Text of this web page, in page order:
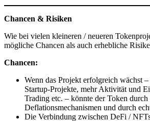
Chancen & Risiken
Wie bei vielen kleineren / neueren
mögliche Chancen als auch erhebliche
Chancen:
Wenn das Projekt erfolgreich wächst
Startup-Projekte, mehr Aktivität und
Trading etc. – könnte der Token durch
Deflationsmechanismen und durch
Die Verbindung zwischen DeFi /